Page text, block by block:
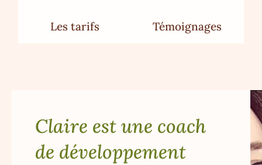
Les tarifs Témoignages
Claire est une coach
de développement